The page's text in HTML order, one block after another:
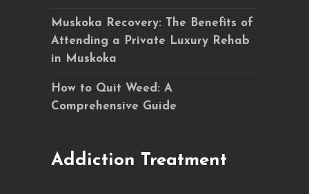
Muskoka Recovery: The Benefits of
Attending a Private Luxury Rehab
in Muskoka
How to Quit Weed: A
Comprehensive Guide
Addiction Treatment